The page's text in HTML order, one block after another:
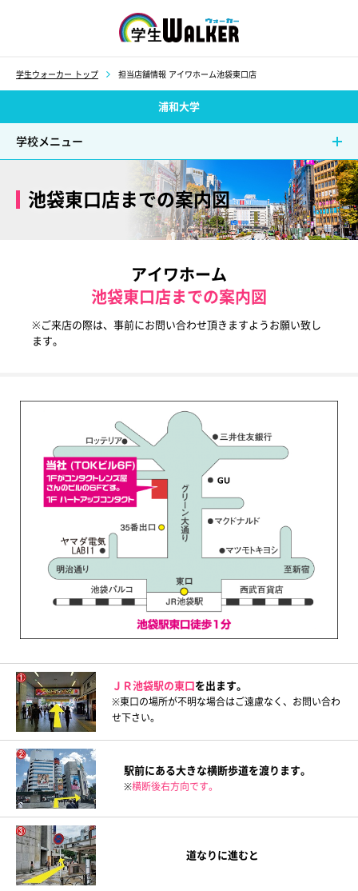
学生ウォーカー トップ 担当店舗情報 アイワホーム池袋東口店
浦和大学
学校メニュー
池袋東口店までの案内図
アイワホーム
池袋東口店までの案内図
※ご来店の際は、事前にお問い合わせ頂きますようお願い致し
ます。
ＪＲ池袋駅の東口を出ます。
※東口の場所が不明な場合はご遠慮なく、お問い合わ
せ下さい。
駅前にある大きな横断歩道を渡ります。
※横断後右方向です。
道なりに進むと